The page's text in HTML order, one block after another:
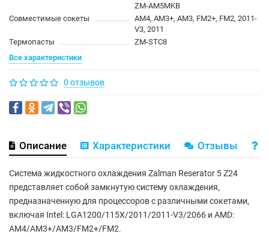
ZM-AM5MKB
Совместимые сокеты
AM4, AM3+, AM3, FM2+, FM2, 2011-
V3, 2011
Термопасты
ZM-STC8
Все характеристики
0 отзывов
Описание Характеристики Отзывы
Система жидкостного охлаждения Zalman Reserator 5 Z24
представляет собой замкнутую систему охлаждения,
предназначенную для процессоров с различными сокетами,
включая Intel: LGA1200/115X/2011/2011-V3/2066 и AMD:
AM4/AM3+/AM3/FM2+/FM2.